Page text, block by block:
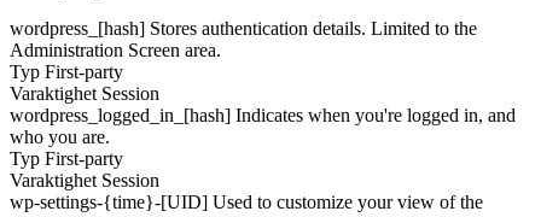
wordpress_[hash] Stores authentication details. Limited to the
Administration Screen area.
Typ First-party
Varaktighet Session
wordpress_logged_in_[hash] Indicates when you're logged in, and
who you are.
Typ First-party
Varaktighet Session
wp-settings-{time}-[UID] Used to customize your view of the